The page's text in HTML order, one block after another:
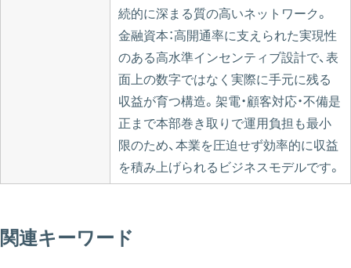
続的に深まる質の高いネットワーク。
金融資本：高開通率に支えられた実現性
のある高水準インセンティブ設計で、表
面上の数字ではなく実際に手元に残る
収益が育つ構造。架電・顧客対応・不備是
正まで本部巻き取りで運用負担も最小
限のため、本業を圧迫せず効率的に収益
を積み上げられるビジネスモデルです。
関連キーワード